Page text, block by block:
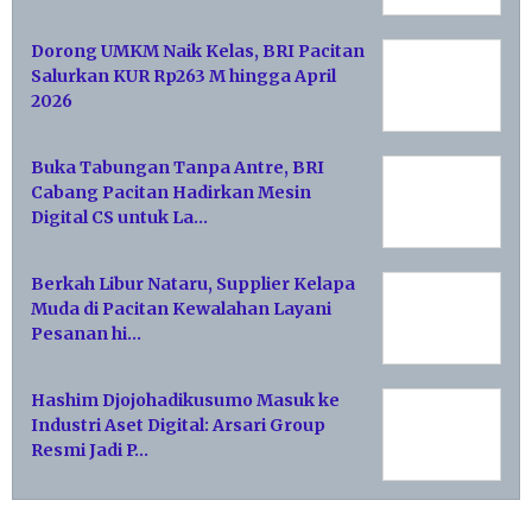
Dorong UMKM Naik Kelas, BRI Pacitan
Salurkan KUR Rp263 M hingga April
2026
Buka Tabungan Tanpa Antre, BRI
Cabang Pacitan Hadirkan Mesin
Digital CS untuk La…
Berkah Libur Nataru, Supplier Kelapa
Muda di Pacitan Kewalahan Layani
Pesanan hi…
Hashim Djojohadikusumo Masuk ke
Industri Aset Digital: Arsari Group
Resmi Jadi P…